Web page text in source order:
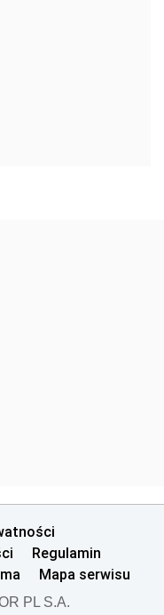
Regulamin
Mapa serwisu
PL S.A.